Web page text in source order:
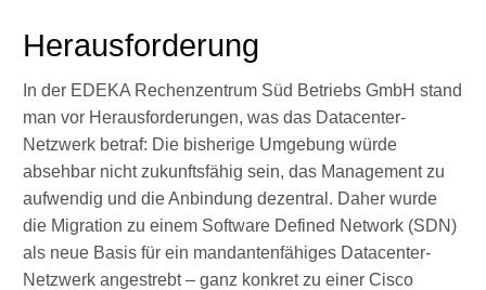
Herausforderung
In der EDEKA Rechenzentrum Süd Betriebs GmbH stand
man vor Herausforderungen, was das Datacenter-
Netzwerk betraf: Die bisherige Umgebung würde
absehbar nicht zukunftsfähig sein, das Management zu
aufwendig und die Anbindung dezentral. Daher wurde
die Migration zu einem Software Defined Network (SDN)
als neue Basis für ein mandantenfähiges Datacenter-
Netzwerk angestrebt – ganz konkret zu einer Cisco